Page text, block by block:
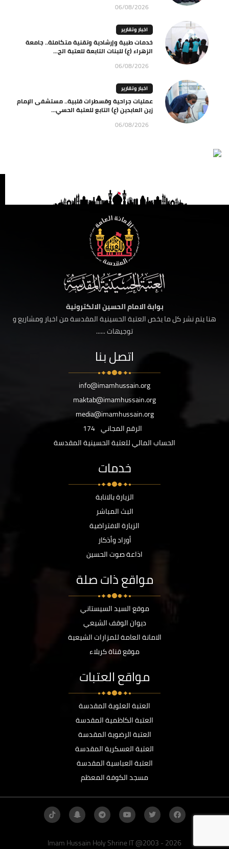
06/08/2026
اخبار وتقارير
خدمات طبية وإرشادية وتقنية متكاملة.. جامعة
الزهراء (ع) للبنات التابعة للعتبة الح...
06/08/2026
اخبار وتقارير
عمليات جراحية وقسطرات قلبية.. مستشفى الإمام
زين العابدين (ع) التابع للعتبة الحسي...
06/08/2026
بوابة الامام الحسين الالكترونية
هنا يتم نشر كل ما يخص العتبة الحسينية المقدسة من اخبار ومشاريع و
توجيهات ......
اتصل بنا
info@imamhussain.org
maktab@imamhussain.org
media@imamhussain.org
الرقم المجاني 174
الحساب المالي للعتبة الحسينية المقدسة
خدمات
الزيارة بالانابة
البث المباشر
الزيارة الافتراضية
أوراد وأذكار
اذاعة صوت الحسين
مواقع ذات صلة
موقع السيد السيستاني
ديوان الوقف الشيعي
الامانة العامة للمزارات الشيعية
موقع قناة كربلاء
مواقع العتبات
العتبة العلوية المقدسة
العتبة الكاظمية المقدسة
العتبة الرضوية المقدسة
العتبة العسكرية المقدسة
العتبة العباسية المقدسة
مسجد الكوفة المعظم
Imam Hussain Holy Shrine IT @2003 - 2026